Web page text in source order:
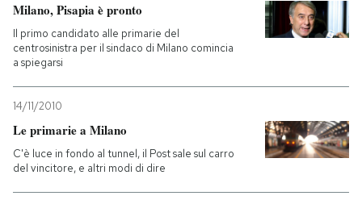
SHOP
AREA PERSONALE
Entra
Milano, Pisapia è pronto
Il primo candidato alle primarie del
centrosinistra per il sindaco di Milano comincia
a spiegarsi
14/11/2010
Le primarie a Milano
C'è luce in fondo al tunnel, il Post sale sul carro
del vincitore, e altri modi di dire